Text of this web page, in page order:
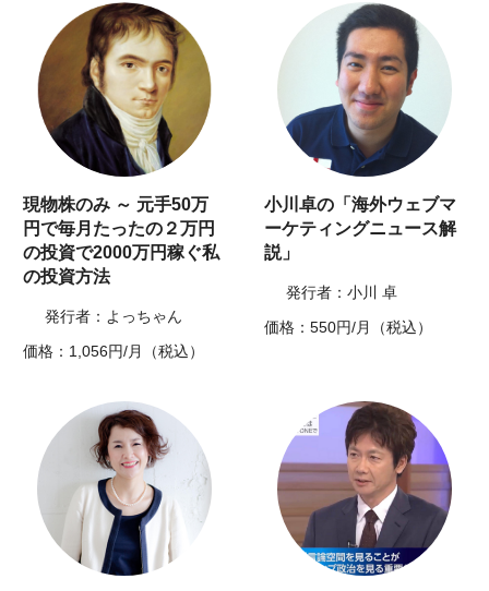
現物株のみ ～ 元手50万
円で毎月たったの２万円
の投資で2000万円稼ぐ私
の投資方法
発行者：よっちゃん
価格：1,056円/月（税込）
小川卓の「海外ウェブマ
ーケティングニュース解
説」
発行者：小川 卓
価格：550円/月（税込）